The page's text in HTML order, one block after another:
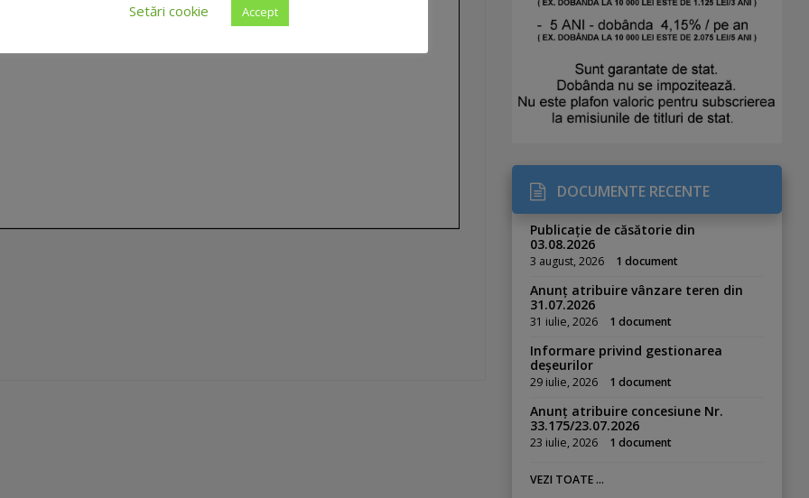
DOCUMENTE RECENTE
Publicație de căsătorie din
03.08.2026
3 august, 2026 1 document
Anunț atribuire vânzare teren din
31.07.2026
31 iulie, 2026 1 document
Informare privind gestionarea
deșeurilor
29 iulie, 2026 1 document
Anunț atribuire concesiune Nr.
33.175/23.07.2026
23 iulie, 2026 1 document
VEZI TOATE ...
Setări cookie
Accept